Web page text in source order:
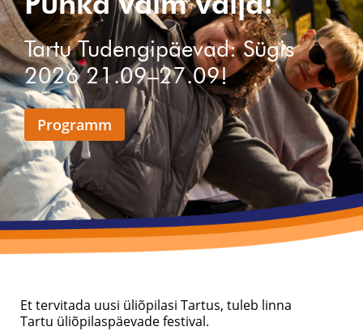
Tartu Tudengipäevad: Sügis
2026 21.09–27.09!
Programm
Et tervitada uusi üliõpilasi Tartus, tuleb linna
Tartu üliõpilaspäevade festival.